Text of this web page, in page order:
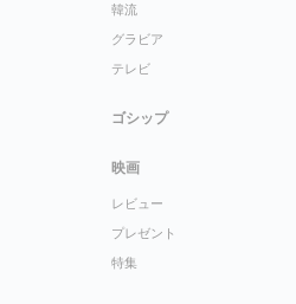
韓流
グラビア
テレビ
ゴシップ
映画
レビュー
プレゼント
特集